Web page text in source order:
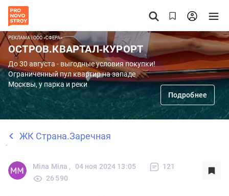
РЕКЛАМА | ООО «СФЕРА»
ОСТРОВ.КВАРТАЛ-КУРОРТ
До 30 августа - выгодные условия покупки!
Ограниченный пул квартир на западе
Москвы, у парка и реки
Подробнее
ЖК Страна.Заречная
Міла Міла , 04 ноя 2024 13:05
121
26 590